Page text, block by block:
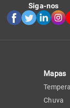
Siga-nos
Mapas
Chuva